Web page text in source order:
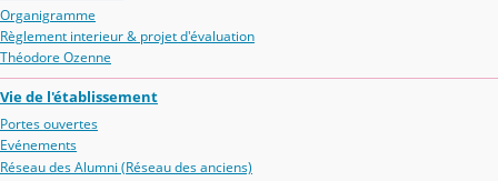
Organigramme
Règlement interieur & projet d'évaluation
Théodore Ozenne
Vie de l'établissement
Portes ouvertes
Evénements
Réseau des Alumni (Réseau des anciens)